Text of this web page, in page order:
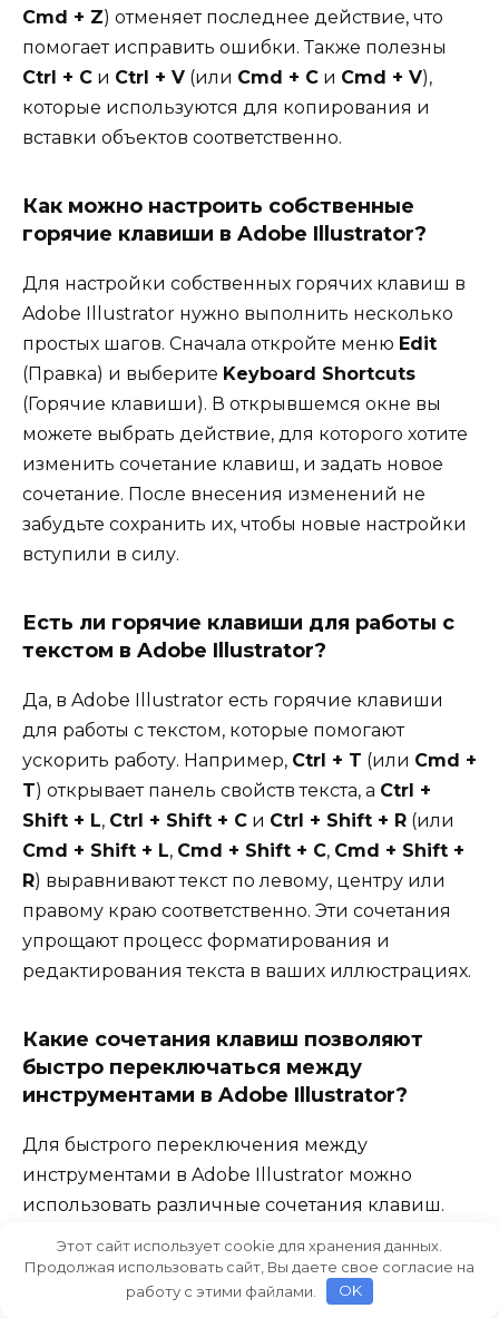
Cmd + Z) отменяет последнее действие, что
помогает исправить ошибки. Также полезны
Ctrl + C и Ctrl + V (или Cmd + C и Cmd + V),
которые используются для копирования и
вставки объектов соответственно.
Как можно настроить собственные
горячие клавиши в Adobe Illustrator?
Для настройки собственных горячих клавиш в
Adobe Illustrator нужно выполнить несколько
простых шагов. Сначала откройте меню Edit
(Правка) и выберите Keyboard Shortcuts
(Горячие клавиши). В открывшемся окне вы
можете выбрать действие, для которого хотите
изменить сочетание клавиш, и задать новое
сочетание. После внесения изменений не
забудьте сохранить их, чтобы новые настройки
вступили в силу.
Есть ли горячие клавиши для работы с
текстом в Adobe Illustrator?
Да, в Adobe Illustrator есть горячие клавиши
для работы с текстом, которые помогают
ускорить работу. Например, Ctrl + T (или Cmd +
T) открывает панель свойств текста, а Ctrl +
Shift + L, Ctrl + Shift + C и Ctrl + Shift + R (или
Cmd + Shift + L, Cmd + Shift + C, Cmd + Shift +
R) выравнивают текст по левому, центру или
правому краю соответственно. Эти сочетания
упрощают процесс форматирования и
редактирования текста в ваших иллюстрациях.
Какие сочетания клавиш позволяют
быстро переключаться между
инструментами в Adobe Illustrator?
Для быстрого переключения между
инструментами в Adobe Illustrator можно
использовать различные сочетания клавиш.
Например,
активирует инструмент
перемещения,G— инструмент градиента,P—
инструмент пера, иT— инструмент текст. Эти
Этот сайт использует cookie для хранения данных.
Продолжая использовать сайт, Вы даете свое согласие на
работу с этими файлами.
OK